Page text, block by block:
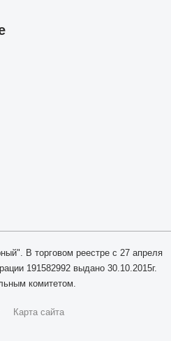
В торговом реестре с 27 апреля
191582992 выдано 30.10.2015г.
комитетом.
Карта сайта